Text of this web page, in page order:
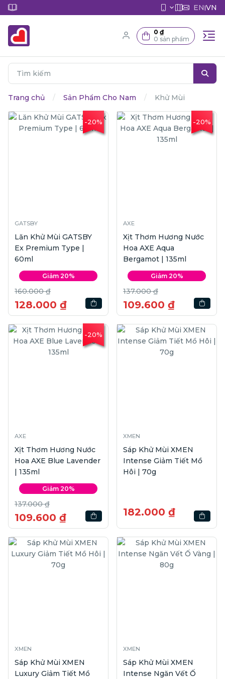
EN|VN
0 ₫
0 sản phẩm
Trang chủ Sản Phẩm Cho Nam Khử Mùi
-20%
GATSBY
Lăn Khử Mùi GATSBY
Ex Premium Type |
60ml
Giảm 20%
160.000 ₫
128.000 ₫
-20%
AXE
Xịt Thơm Hương Nước
Hoa AXE Aqua
Bergamot | 135ml
Giảm 20%
137.000 ₫
109.600 ₫
-20%
AXE
Xịt Thơm Hương Nước
Hoa AXE Blue Lavender
| 135ml
Giảm 20%
137.000 ₫
109.600 ₫
XMEN
Sáp Khử Mùi XMEN
Intense Giảm Tiết Mồ
Hôi | 70g
182.000 ₫
XMEN
Sáp Khử Mùi XMEN
Luxury Giảm Tiết Mồ
XMEN
Sáp Khử Mùi XMEN
Intense Ngăn Vết Ố